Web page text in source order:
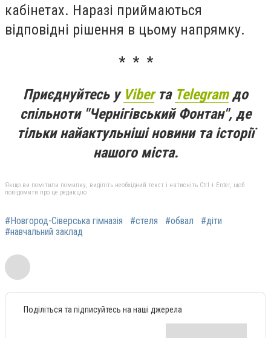
кабінетах. Наразі приймаються
відповідні рішення в цьому напрямку.
* * *
Приєднуйтесь у Viberта Telegramдо
спільноти "Чернігівський Фонтан", де
тільки найактульніші новини та історії
нашого міста.
Якщо ви помітили помилку, виділіть необхідний текст і натисніть Ctrl + Enter, щоб
повідомити про це редакцію
#Новгород-Сіверська гімназія #стеля #обвал
#діти
#навчальний заклад
Поділіться та підписуйтесь на наші джерела